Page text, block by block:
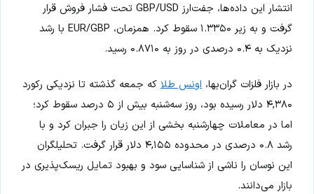
انتشار این داده‌ها، جفت‌ارز GBP/USD تحت فشار فروش قرار
گرفت و به زیر ۱.۳۳۵۰ سقوط کرد. همزمان، EUR/GBP با رشد
نزدیک به ۰.۴ درصدی در روز به ۰.۸۷۱۰ رسید.
در بازار فلزات گران‌بها، اونس طلا که جمعه گذشته تا نزدیکی رکورد
۴,۳۸۰ دلار رسیده بود، روز سه‌شنبه بیش از ۵ درصد سقوط کرد؛
اما در معاملات چهارشنبه بخشی از این زیان را جبران کرد و با
رشد ۰.۸ درصدی در محدوده ۴,۱۵۵ دلار قرار گرفت. تحلیلگران
این نوسان را ناشی از شناسایی سود و بهبود تمایل ریسک‌پذیری در
بازار می‌دانند.